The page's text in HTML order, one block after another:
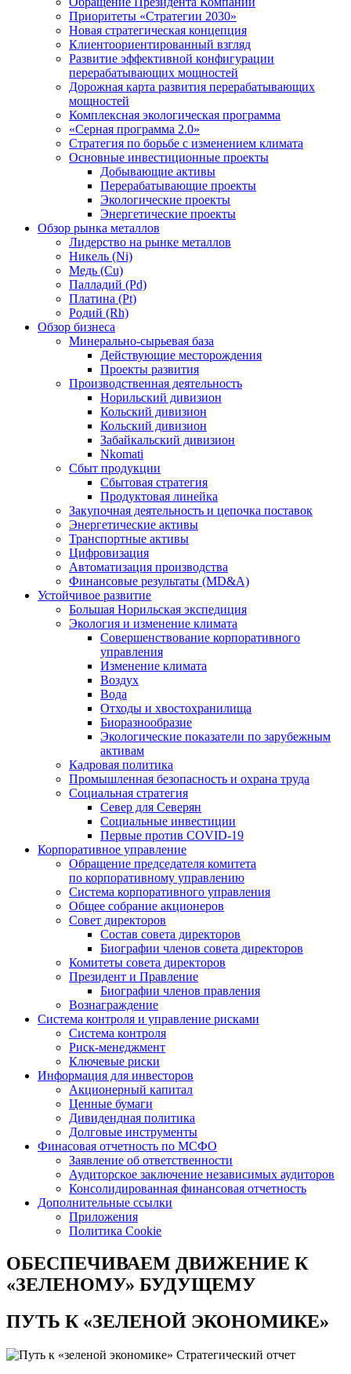
Приоритеты «Стратегии 2030»
Новая стратегическая концепция
Клиентоориентированный взгляд
Развитие эффективной конфигурации
перерабатывающих мощностей
Дорожная карта развития перерабатывающих
мощностей
Комплексная экологическая программа
«Серная программа 2.0»
Стратегия по борьбе с изменением климата
Основные инвестиционные проекты
Добывающие активы
Перерабатывающие проекты
Экологические проекты
Энергетические проекты
Обзор рынка металлов
Лидерство на рынке металлов
Никель (Ni)
Медь (Cu)
Палладий (Pd)
Платина (Pt)
Родий (Rh)
Обзор бизнеса
Минерально-сырьевая база
Действующие месторождения
Проекты развития
Производственная деятельность
Норильский дивизион
Кольский дивизион
Кольский дивизион
Забайкальский дивизион
Nkomati
Сбыт продукции
Сбытовая стратегия
Продуктовая линейка
Закупочная деятельность и цепочка поставок
Энергетические активы
Транспортные активы
Цифровизация
Автоматизация производства
Финансовые результаты (MD&A)
Устойчивое развитие
Большая Норильская экспедиция
Экология и изменение климата
Совершенствование корпоративного
управления
Изменение климата
Воздух
Вода
Отходы и хвостохранилища
Биоразнообразие
Экологические показатели по зарубежным
активам
Кадровая политика
Промышленная безопасность и охрана труда
Социальная стратегия
Север для Северян
Социальные инвестиции
Первые против COVID‑19
Корпоративное управление
Обращение председателя комитета
по корпоративному управлению
Система корпоративного управления
Общее собрание акционеров
Совет директоров
Состав совета директоров
Биографии членов совета директоров
Комитеты совета директоров
Президент и Правление
Биографии членов правления
Вознаграждение
Система контроля и управление рисками
Система контроля
Риск-менеджмент
Ключевые риски
Информация для инвесторов
Акционерный капитал
Ценные бумаги
Дивидендная политика
Долговые инструменты
Финасовая отчетность по МСФО
Заявление об ответственности
Аудиторское заключение независимых аудиторов
Консолидированная финансовая отчетность
Дополнительные ссылки
Приложения
Политика Cookie
ОБЕСПЕЧИВАЕМ ДВИЖЕНИЕ К
«ЗЕЛЕНОМУ» БУДУЩЕМУ
ПУТЬ К«ЗЕЛЕНОЙ ЭКОНОМИКЕ»
Стратегический отчет